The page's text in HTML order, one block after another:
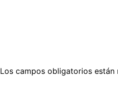
Los campos obligatorios están